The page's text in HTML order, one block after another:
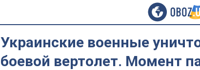
Украинские военные
боевой вертолет. Момент